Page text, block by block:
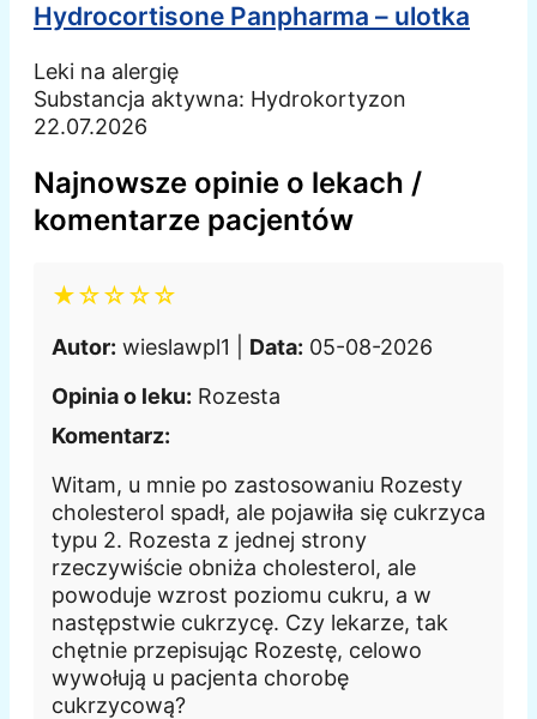
Hydrocortisone Panpharma – ulotka
Leki na alergię
Substancja aktywna: Hydrokortyzon
22.07.2026
Najnowsze opinie o lekach /
komentarze pacjentów
★☆☆☆☆
Autor: wieslawpl1 | Data: 05-08-2026
Opinia o leku: Rozesta
Komentarz:
Witam, u mnie po zastosowaniu Rozesty
cholesterol spadł, ale pojawiła się cukrzyca
typu 2. Rozesta z jednej strony
rzeczywiście obniża cholesterol, ale
powoduje wzrost poziomu cukru, a w
następstwie cukrzycę. Czy lekarze, tak
chętnie przepisując Rozestę, celowo
wywołują u pacjenta chorobę
cukrzycową?